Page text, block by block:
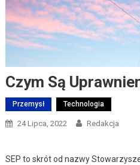
Czym Są
Przemysł Technologia
24 Lipca, 2022 Redakcja
SEP to skrót od nazwy